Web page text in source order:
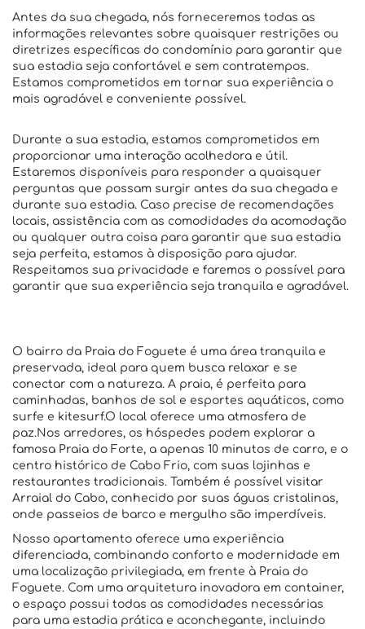
Antes da sua chegada, nós forneceremos todas as
informações relevantes sobre quaisquer restrições ou
diretrizes específicas do condomínio para garantir que
sua estadia seja confortável e sem contratempos.
Estamos comprometidos em tornar sua experiência o
mais agradável e conveniente possível.
Durante a sua estadia, estamos comprometidos em
proporcionar uma interação acolhedora e útil.
Estaremos disponíveis para responder a quaisquer
perguntas que possam surgir antes da sua chegada e
durante sua estadia. Caso precise de recomendações
locais, assistência com as comodidades da acomodação
ou qualquer outra coisa para garantir que sua estadia
seja perfeita, estamos à disposição para ajudar.
Respeitamos sua privacidade e faremos o possível para
garantir que sua experiência seja tranquila e agradável.
O bairro da Praia do Foguete é uma área tranquila e
preservada, ideal para quem busca relaxar e se
conectar com a natureza. A praia, é perfeita para
caminhadas, banhos de sol e esportes aquáticos, como
surfe e kitesurf.O local oferece uma atmosfera de
paz.Nos arredores, os hóspedes podem explorar a
famosa Praia do Forte, a apenas 10 minutos de carro, e o
centro histórico de Cabo Frio, com suas lojinhas e
restaurantes tradicionais. Também é possível visitar
Arraial do Cabo, conhecido por suas águas cristalinas,
onde passeios de barco e mergulho são imperdíveis.
Nosso apartamento oferece uma experiência
diferenciada, combinando conforto e modernidade em
uma localização privilegiada, em frente à Praia do
Foguete. Com uma arquitetura inovadora em container,
o espaço possui todas as comodidades necessárias
para uma estadia prática e aconchegante, incluindo